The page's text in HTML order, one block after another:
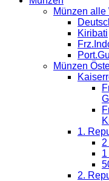
Münzen alle
Kiribati
Münzen
1.
2.